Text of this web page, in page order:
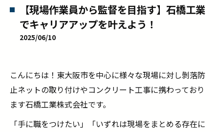
【現場作業員から監督を目指す】石橋工業
でキャリアアップを叶えよう！
2025/06/10
こんにちは！東大阪市を中心に様々な現場に対し剝落防
止ネットの取り付けやコンクリート工事に携わっており
ます石橋工業株式会社です。
「手に職をつけたい」「いずれは現場をまとめる存在に